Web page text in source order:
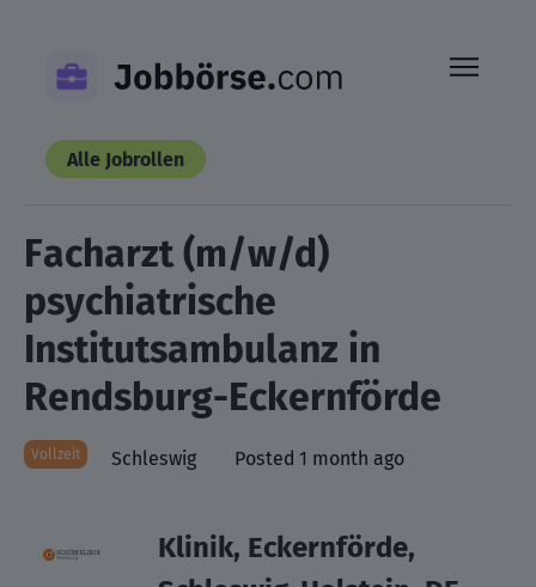
content
Alle Jobrollen
Facharzt (m/w/d)
psychiatrische
Institutsambulanz in
Rendsburg-Eckernförde
Vollzeit Schleswig Posted 1 month ago
Klinik, Eckernförde,